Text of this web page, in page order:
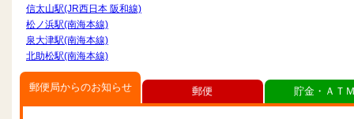
信太山駅(JR西日本 阪和線)
松ノ浜駅(南海本線)
泉大津駅(南海本線)
北助松駅(南海本線)
郵便局からのお知らせ 郵便 貯金・ＡＴ